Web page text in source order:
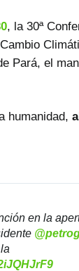
, la 30ª
Pará, el
humanidad,
en la